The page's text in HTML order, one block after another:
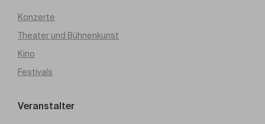
Konzerte
Theater und Bühnenkunst
Kino
Festivals
Veranstalter